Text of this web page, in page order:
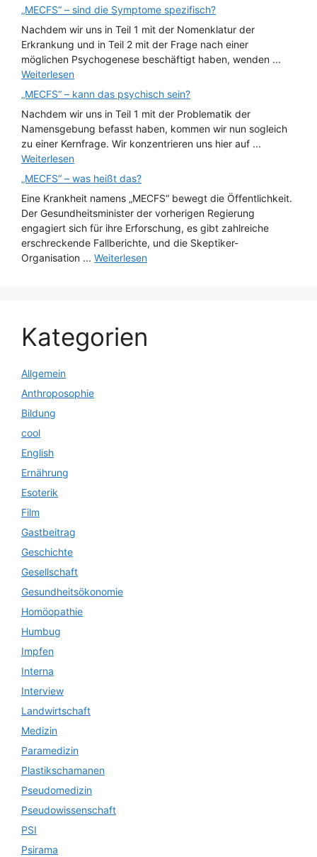
„MECFS“ – sind die Symptome spezifisch?
Nachdem wir uns in Teil 1 mit der Nomenklatur der
Erkrankung und in Teil 2 mit der Frage nach einer
möglichen Psychogenese beschäftigt haben, wenden ...
Weiterlesen
„MECFS“ – kann das psychisch sein?
Nachdem wir uns in Teil 1 mit der Problematik der
Namensgebung befasst haben, kommen wir nun sogleich
zu einer Kernfrage. Wir konzentrieren uns hier auf ...
Weiterlesen
„MECFS“ – was heißt das?
Eine Krankheit namens „MECFS“ bewegt die Öffentlichkeit.
Der Gesundheitsminister der vorherigen Regierung
engagiert sich für ihre Erforschung, es gibt zahlreiche
erschreckende Fallberichte, und die Skeptiker-
Organisation ... Weiterlesen
Kategorien
Allgemein
Anthroposophie
Bildung
cool
English
Ernährung
Esoterik
Film
Gastbeitrag
Geschichte
Gesellschaft
Gesundheitsökonomie
Homöopathie
Humbug
Impfen
Interna
Interview
Landwirtschaft
Medizin
Paramedizin
Plastikschamanen
Pseudomedizin
Pseudowissenschaft
PSI
Psirama